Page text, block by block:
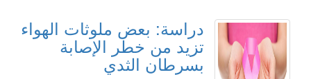
دراسة: بعض ملوثات الهواء
تزيد من خطر الإصابة
بسرطان الثدي